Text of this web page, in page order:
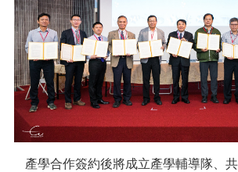
產學合作簽約後將成立產學輔導隊、